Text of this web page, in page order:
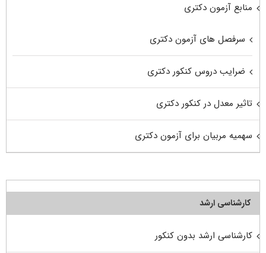
منابع آزمون دکتری
سرفصل های آزمون دکتری
ضرایب دروس کنکور دکتری
تاثیر معدل در کنکور دکتری
سهمیه مربیان برای آزمون دکتری
کارشناسی ارشد
کارشناسی ارشد بدون کنکور